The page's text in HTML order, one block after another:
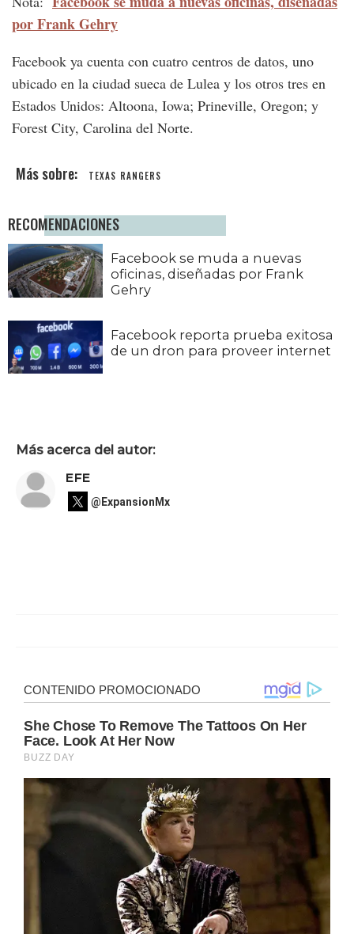
por Frank Gehry
Facebook ya cuenta con cuatro centros de datos, uno
ubicado en la ciudad sueca de Lulea y los otros tres en
Estados Unidos: Altoona, Iowa; Prineville, Oregon; y
Forest City, Carolina del Norte.
TEXAS RANGERS
RECOMENDACIONES
Facebook se muda a nuevas
oficinas, diseñadas por Frank
Gehry
Facebook reporta prueba exitosa
de un dron para proveer internet
Más acerca del autor:
EFE
@ExpansionMx